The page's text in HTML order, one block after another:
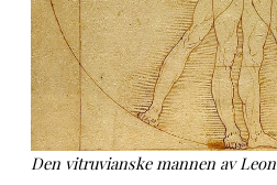
Den vitruvianske mannen av